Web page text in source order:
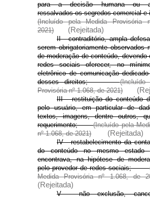
para a decisão humana ou
ressalvados os segredos
(Incluído pela Medida Provisória
2021)
(Rejeitada)
II - contraditório, ampla
serem obrigatoriamente observados
de moderação de conteúdo, devendo
redes sociais oferecer, no
eletrônico de comunicação
desses direitos;(Incluído
Provisória nº 1.068, de 2021)
III - restituição do conteúdo
pelo usuário, em particular de
textos, imagens, dentre outros,
requerimento;(Incluído pela
nº 1.068,de 2021) (Rejeitada)
IV - restabelecimento da
do conteúdo no mesmo
encontrava, na hipótese de
pelo provedor de redes sociais;
Medida Provisória nº 1.068, de
(Rejeitada)
V - não exclusão,